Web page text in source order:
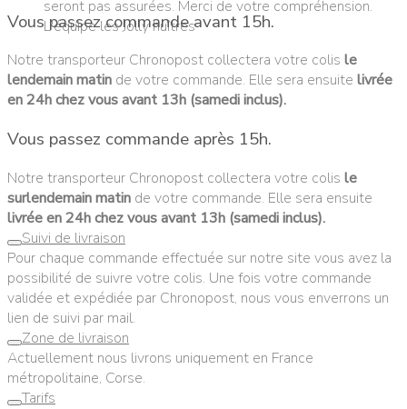
seront pas assurées. Merci de votre compréhension.
L'équipe les Jolly huîtres
Vous passez commandeavant 15h.
Notre transporteur Chronopost collectera votre colis le
lendemain matin de votre commande. Elle sera ensuite livrée
en 24h chez vous avant 13h (samedi inclus).
Vous passez commande après 15h.
Notre transporteur Chronopost collectera votre colis le
surlendemain matin de votre commande. Elle sera ensuite
livrée en 24h chez vous avant 13h (samedi inclus).
Suivi de livraison
Pour chaque commande effectuée sur notre site vous avez la
possibilité de suivre votre colis. Une fois votre commande
validée et expédiée par Chronopost, nous vous enverrons un
lien de suivi par mail.
Zone de livraison
Actuellement nous livrons uniquement en France
métropolitaine, Corse.
Tarifs